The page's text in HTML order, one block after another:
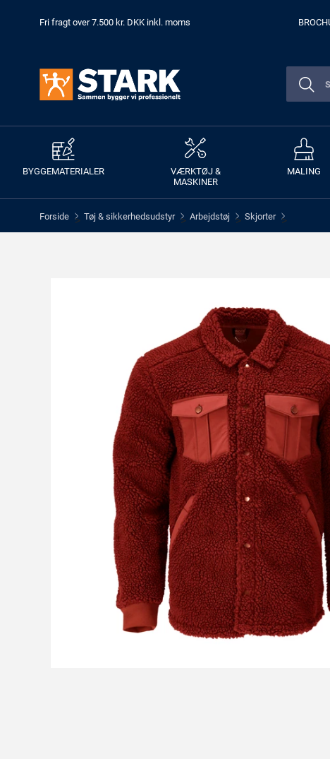
Fri fragt over 7.500 kr. DKK inkl. moms
BYGGEMATERIALER
VÆRKTØJ &
MASKINER
MALING
Forside > Tøj & sikkerhedsudstyr > Arbejdstøj > Skjorter >